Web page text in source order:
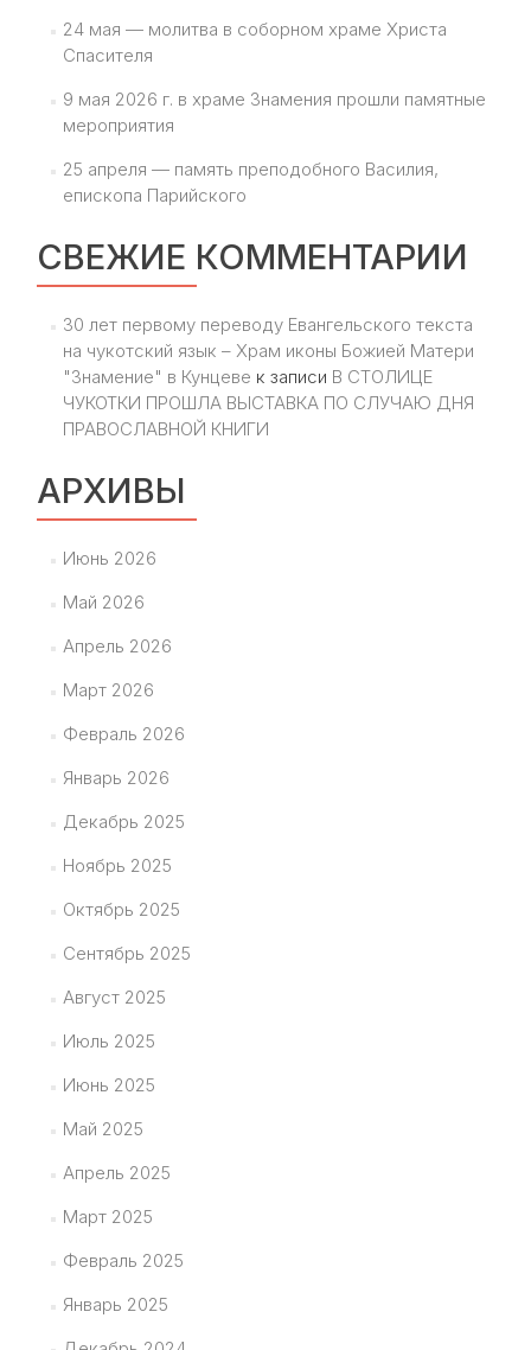
24 мая — молитва в соборном храме Христа
Спасителя
9 мая 2026 г. в храме Знамения прошли памятные
мероприятия
25 апреля — память преподобного Василия,
епископа Парийского
СВЕЖИЕ КОММЕНТАРИИ
30 лет первому переводу Евангельского текста
на чукотский язык – Храм иконы Божией Матери
"Знамение" в Кунцеве к записи В СТОЛИЦЕ
ЧУКОТКИ ПРОШЛА ВЫСТАВКА ПО СЛУЧАЮ ДНЯ
ПРАВОСЛАВНОЙ КНИГИ
АРХИВЫ
Июнь 2026
Май 2026
Апрель 2026
Март 2026
Февраль 2026
Январь 2026
Декабрь 2025
Ноябрь 2025
Октябрь 2025
Сентябрь 2025
Август 2025
Июль 2025
Июнь 2025
Май 2025
Апрель 2025
Март 2025
Февраль 2025
Январь 2025